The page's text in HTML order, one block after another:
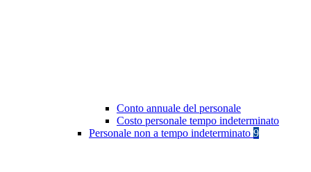
Conto annuale del personale
Costo personale tempo indeterminato
Personale non a tempo indeterminato 9